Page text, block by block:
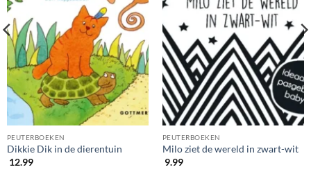
PEUTERBOEKEN
Dikkie Dik in de dierentuin
12.99
PEUTERBOEKEN
Milo ziet de wereld in zwart-wit
9.99